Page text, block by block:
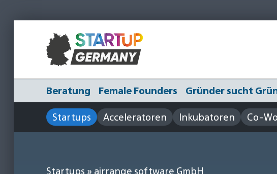
Beratung Female Founders Gründer sucht
Startups
Acceleratoren Inkubatoren Co-
Startups » airrange software GmbH